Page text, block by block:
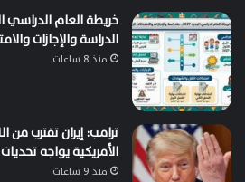
الدراسة والإجازات
منذ 8 ساعات
ترامب: إيران تقترب من
الأمريكية يواجه
منذ 9 ساعات